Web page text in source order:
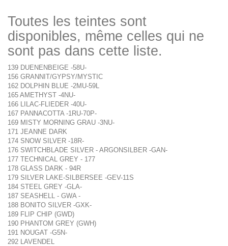
Toutes les teintes sont
disponibles, même celles qui ne
sont pas dans cette liste.
139 DUENENBEIGE -58U-
156 GRANNIT/GYPSY/MYSTIC
162 DOLPHIN BLUE -2MU-59L
165 AMETHYST -4NU-
166 LILAC-FLIEDER -40U-
167 PANNACOTTA -1RU-70P-
169 MISTY MORNING GRAU -3NU-
171 JEANNE DARK
174 SNOW SILVER -18R-
176 SWITCHBLADE SILVER - ARGONSILBER -GAN-
177 TECHNICAL GREY - 177
178 GLASS DARK - 94R
179 SILVER LAKE-SILBERSEE -GEV-11S
184 STEEL GREY -GLA-
187 SEASHELL - GWA -
188 BONITO SILVER -GXK-
189 FLIP CHIP (GWD)
190 PHANTOM GREY (GWH)
191 NOUGAT -G5N-
292 LAVENDEL